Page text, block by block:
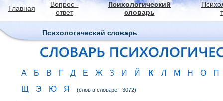
Главная
Вопрос -
ответ
Психологический
словарь
Психологический словарь
А Б В Г Д Е Ж З И Й К Л М Н О
П
Щ
Э Ю Я (слов в словаре - 3072)